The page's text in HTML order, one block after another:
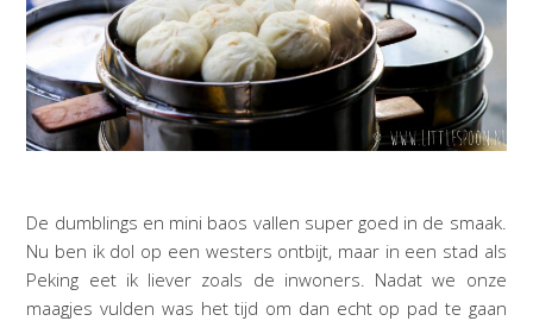
De dumblings en mini baos vallen super goed in de smaak.
Nu ben ik dol op een westers ontbijt, maar in een stad als
Peking eet ik liever zoals de inwoners. Nadat we onze
maagjes vulden was het tijd om dan echt op pad te gaan